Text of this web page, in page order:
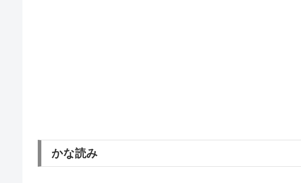
かな読み